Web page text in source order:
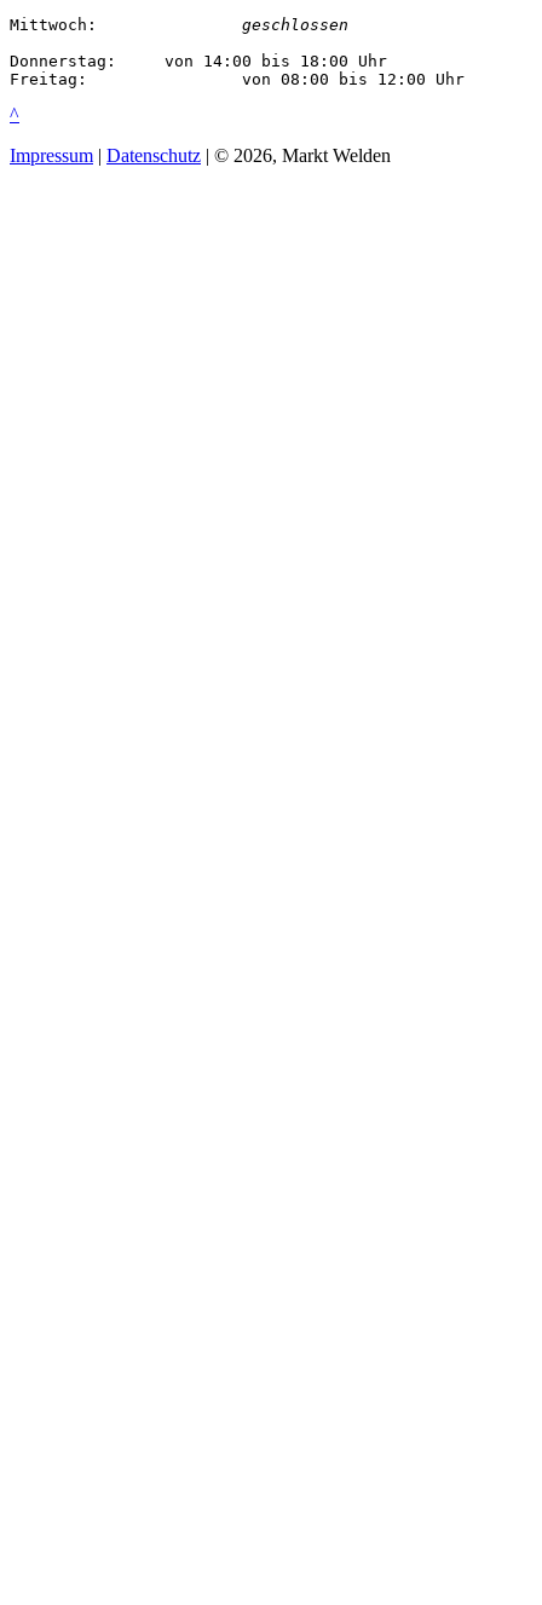
geschlossen
Donnerstag:	von 14:00 bis 18:00 Uhr
Freitag:		von 08:00 bis 12:00 Uhr
^
Impressum | Datenschutz | © 2026, Markt Welden